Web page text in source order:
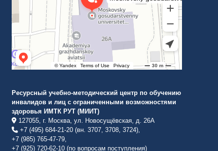
Ресурсный учебно-методический центр по обучению
инвалидов и лиц с ограниченными возможностями
здоровья ИМТК РУТ (МИИТ)
127055, г. Москва, ул. Новосущёвская, д. 26А
+7 (495) 684-21-20 (вн. 3707, 3708, 3724),
+7 (985) 765-47-79,
+7 (925) 720-62-10 (по вопросам поступления)